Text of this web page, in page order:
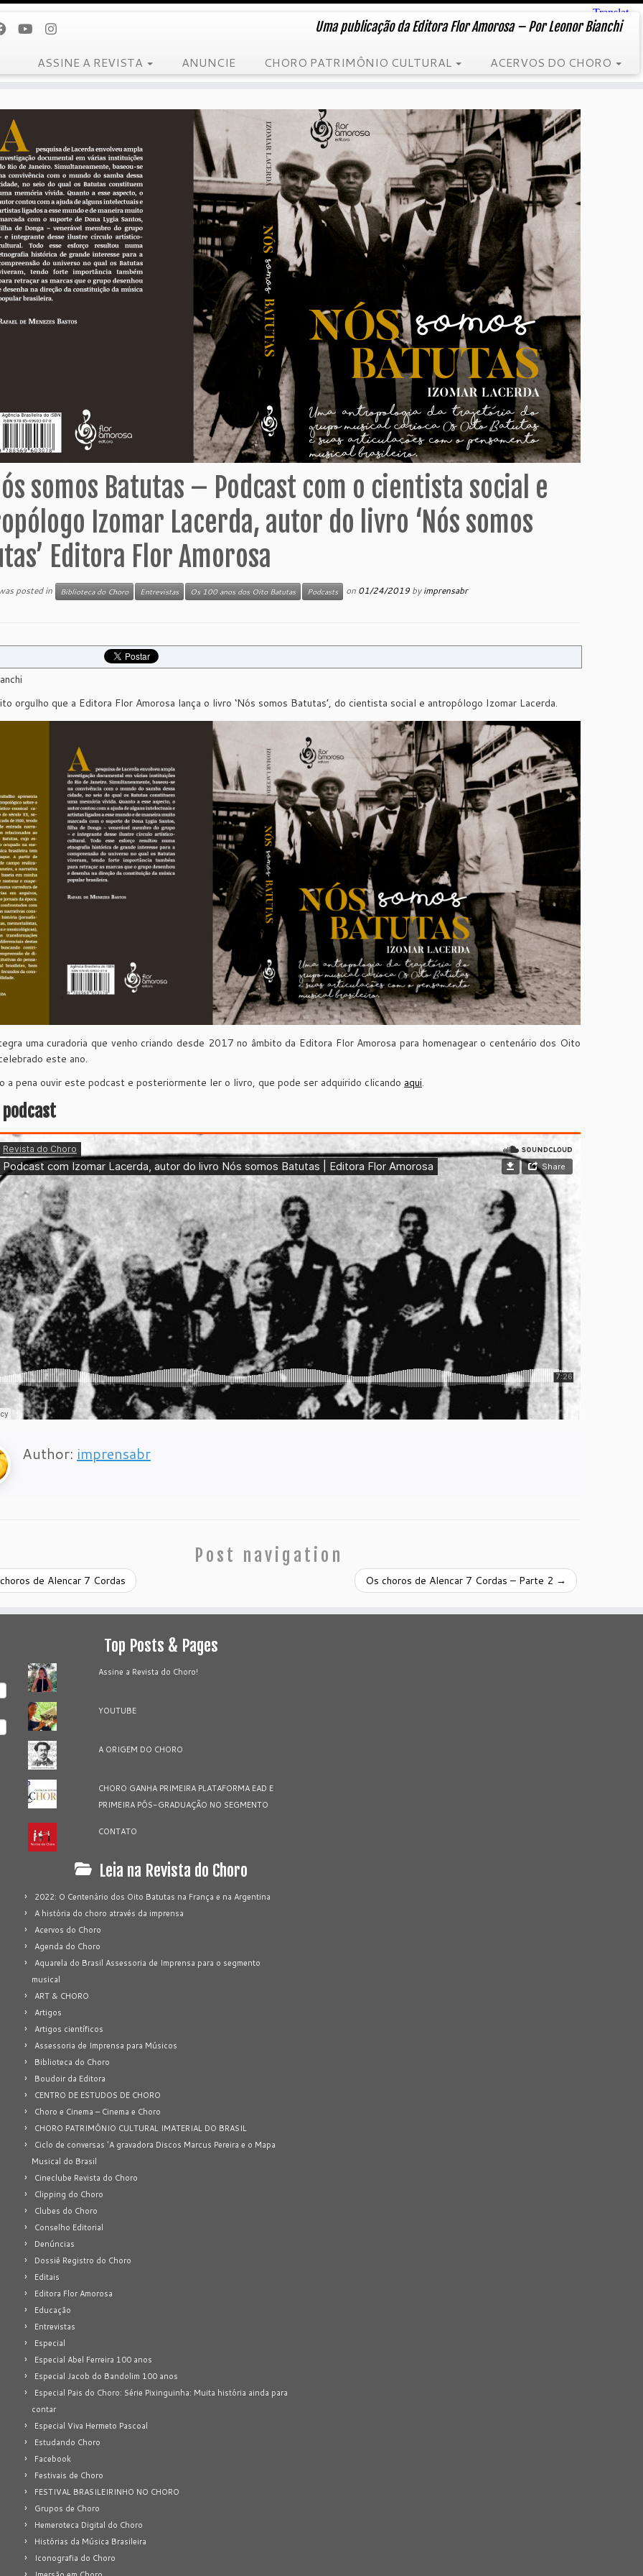
Uma publicação da Editora Flor Amorosa – Por Leonor Bianchi
ASSINE A REVISTA ANUNCIE CHORO PATRIMÔNIO CULTURAL ACERVOS DO CHORO
somos Batutas – Podcast com o cientista social e
Izomar Lacerda, autor do livro ‘Nós somos
Editora Flor Amorosa
posted in Biblioteca do Choro Entrevistas Os 100 anos dos Oito Batutas Podcasts on 01/24/2019 byimprensabr
orgulho que a Editora Flor Amorosa lança o livro ‘Nós somos Batutas’, do cientista social e antropólogo Izomar Lacerda.
uma curadoria que venho criando desde 2017 no âmbito da Editora Flor Amorosa para homenagear o centenário dos Oito
este ano.
a pena ouvir este podcast e posteriormente ler o livro, que pode ser adquirido clicando aqui.
podcast
Author: imprensabr
Post navigation
de Alencar 7 Cordas Os choros de Alencar 7 Cordas – Parte 2 →
Top Posts & Pages
Assine a Revista do Choro!
YOUTUBE
A ORIGEM DO CHORO
CHORO GANHA PRIMEIRA PLATAFORMA EAD E
PRIMEIRA PÓS-GRADUAÇÃO NO SEGMENTO
CONTATO
Leia na Revista do Choro
2022: O Centenário dos Oito Batutas na França e na Argentina
A história do choro através da imprensa
Acervos do Choro
Agenda do Choro
Aquarela do Brasil Assessoria de Imprensa para o segmento
musical
ART & CHORO
Artigos
Artigos científicos
Assessoria de Imprensa para Músicos
Biblioteca do Choro
Boudoir da Editora
CENTRO DE ESTUDOS DE CHORO
Choro e Cinema – Cinema e Choro
CHORO PATRIMÔNIO CULTURAL IMATERIAL DO BRASIL
Ciclo de conversas 'A gravadora Discos Marcus Pereira e o Mapa
Musical do Brasil
Cineclube Revista do Choro
Clipping do Choro
Clubes do Choro
Conselho Editorial
Denúncias
Dossiê Registro do Choro
Editais
Editora Flor Amorosa
Educação
Entrevistas
Especial
Especial Abel Ferreira 100 anos
Especial Jacob do Bandolim 100 anos
Especial Pais do Choro: Série Pixinguinha: Muita história ainda para
contar
Especial Viva Hermeto Pascoal
Estudando Choro
Facebook
Festivais de Choro
FESTIVAL BRASILEIRINHO NO CHORO
Grupos de Choro
Hemeroteca Digital do Choro
Histórias da Música Brasileira
Iconografia do Choro